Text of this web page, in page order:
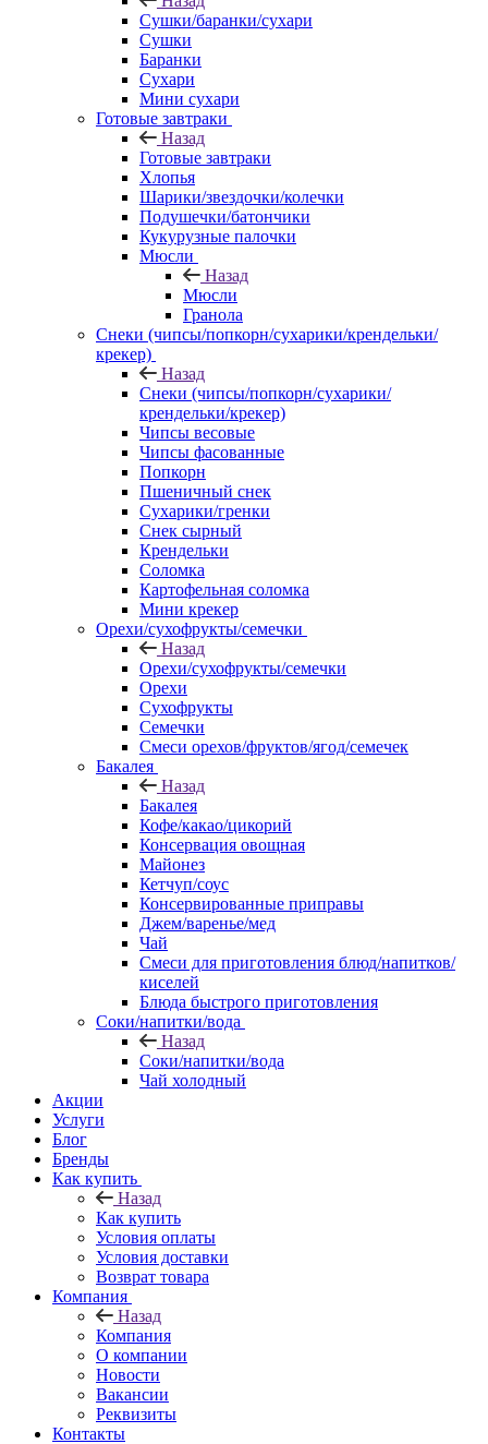
Сушки/баранки/сухари
Сушки
Баранки
Сухари
Мини сухари
Готовые завтраки
Назад
Готовые завтраки
Хлопья
Шарики/звездочки/колечки
Подушечки/батончики
Кукурузные палочки
Мюсли
Назад
Мюсли
Гранола
Снеки (чипсы/попкорн/сухарики/крендельки/
крекер)
Назад
Снеки (чипсы/попкорн/сухарики/
крендельки/крекер)
Чипсы весовые
Чипсы фасованные
Попкорн
Пшеничный снек
Сухарики/гренки
Снек сырный
Крендельки
Соломка
Картофельная соломка
Мини крекер
Орехи/сухофрукты/семечки
Назад
Орехи/сухофрукты/семечки
Орехи
Сухофрукты
Семечки
Смеси орехов/фруктов/ягод/семечек
Бакалея
Назад
Бакалея
Кофе/какао/цикорий
Консервация овощная
Майонез
Кетчуп/соус
Консервированные приправы
Джем/варенье/мед
Чай
Смеси для приготовления блюд/напитков/
киселей
Блюда быстрого приготовления
Соки/напитки/вода
Назад
Соки/напитки/вода
Чай холодный
Акции
Услуги
Блог
Бренды
Как купить
Назад
Как купить
Условия оплаты
Условия доставки
Возврат товара
Компания
Назад
Компания
О компании
Новости
Вакансии
Реквизиты
Контакты